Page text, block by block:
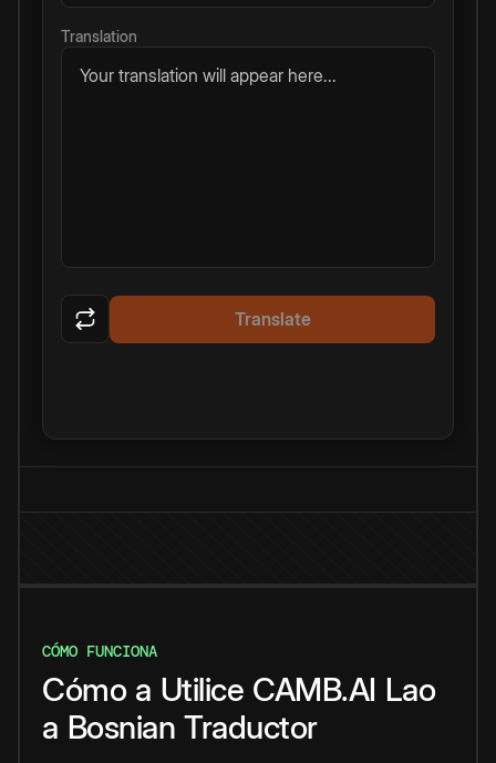
Translation
Your translation will appear here...
Translate
CÓMO FUNCIONA
Cómo a Utilice CAMB.AI Lao
a Bosnian Traductor